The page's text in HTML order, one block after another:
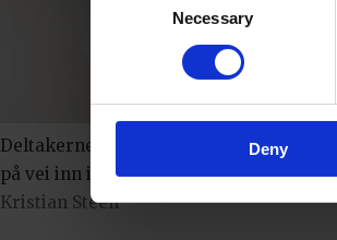
Necessary
Deny
Deltakerne i Bakemesterskapet sesong 3
på vei inn i konkurranseteltet. Lars
Kristian Steen